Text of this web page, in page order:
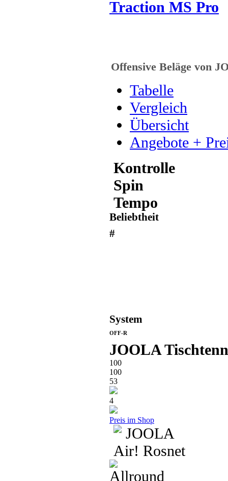
Traction MS Pro
Offensive Beläge von
Tabelle
Vergleich
Übersicht
Angebote +
Kontrolle
Spin
Tempo
Beliebtheit
#
System
OFF-R
JOOLA
100
100
53
4
Preis im Shop